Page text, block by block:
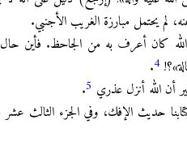
لم يحتمل مبارزة الغريب الأجنبي.
كان أعرف به من الجاحظ. فأين
4
.
5
.
حديث الإفك، وفي الجزء الثالث